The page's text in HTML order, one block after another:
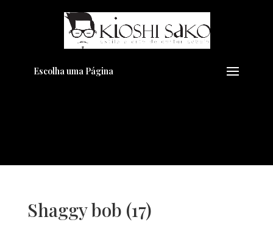
Escolha uma Página
Shaggy bob (17)
Pensando em transformar seu
Visual??